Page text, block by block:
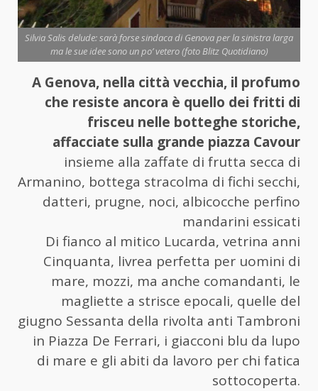
Silvia Salis delude: sarà forse sindaca di Genova per la sinistra larga
ma le sue idee sono un po’ vetero (foto Blitz Quotidiano)
A Genova, nella città vecchia, il profumo
che resiste ancora è quello dei fritti di
frisceu nelle botteghe storiche,
affacciate sulla grande piazza Cavour
insieme alla zaffate di frutta secca di
Armanino, bottega stracolma di fichi secchi,
datteri, prugne, noci, albicocche perfino
mandarini essicati
Di fianco al mitico Lucarda, vetrina anni
Cinquanta, livrea perfetta per uomini di
mare, mozzi, ma anche comandanti, le
magliette a strisce epocali, quelle del
giugno Sessanta della rivolta anti Tambroni
in Piazza De Ferrari, i giacconi blu da lupo
di mare e gli abiti da lavoro per chi fatica
sottocoperta.